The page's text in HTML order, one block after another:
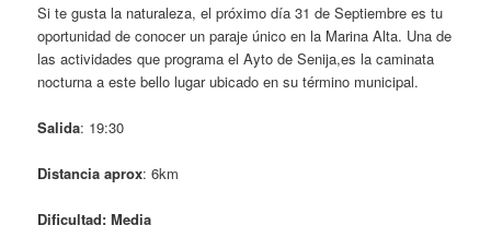
Si te gusta la naturaleza, el próximo día 31 de Septiembre es tu
oportunidad de conocer un paraje único en la Marina Alta. Una de
las actividades que programa el Ayto de Senija,es la caminata
nocturna a este bello lugar ubicado en su término municipal.
Salida: 19:30
Distancia aprox: 6km
Dificultad: Media